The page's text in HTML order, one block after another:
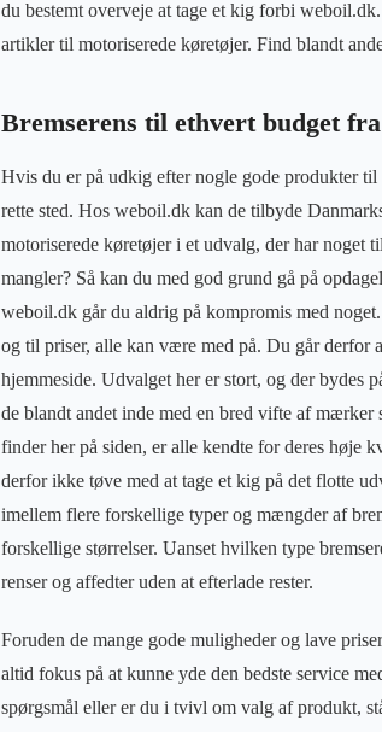
du bestemt overveje at tage et kig forbi
artikler til motoriserede køretøjer. Find blandt
Bremserens til ethvert budget
Hvis du er på udkig efter nogle gode produkter
rette sted. Hos weboil.dk kan de tilbyde
motoriserede køretøjer i et udvalg, der har noget
mangler? Så kan du med god grund gå på
weboil.dk går du aldrig på kompromis med
og til priser, alle kan være med på. Du går derfor
hjemmeside. Udvalget her er stort, og der bydes
de blandt andet inde med en bred vifte af
finder her på siden, er alle kendte for deres høje
derfor ikke tøve med at tage et kig på det flotte
imellem flere forskellige typer og mængder af
forskellige størrelser. Uanset hvilken type
renser og affedter uden at efterlade rester.
Foruden de mange gode muligheder og lave
altid fokus på at kunne yde den bedste service
spørgsmål eller er du i tvivl om valg af produkt,